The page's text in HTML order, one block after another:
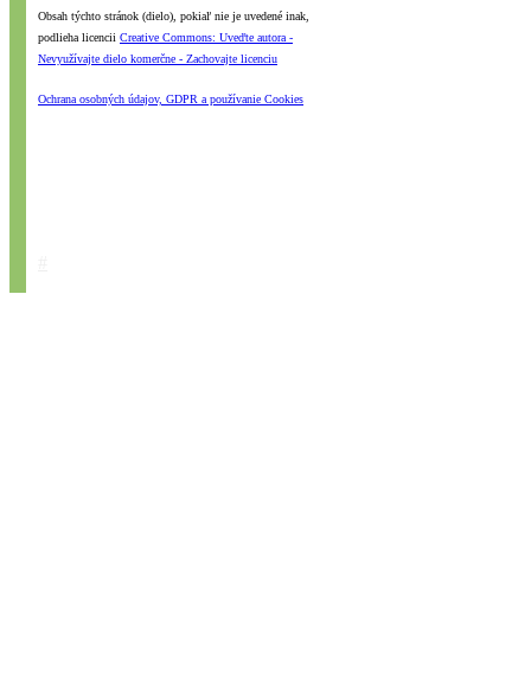
Obsah týchto stránok (dielo), pokiaľ nie je uvedené inak,
podlieha licencii Creative Commons: Uveďte autora -
Nevyužívajte dielo komerčne - Zachovajte licenciu
Ochrana osobných údajov, GDPR a používanie Cookies